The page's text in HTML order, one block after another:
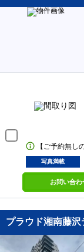
【ご予約無し
写真満載
お問い合わ
プラウド湘南藤沢